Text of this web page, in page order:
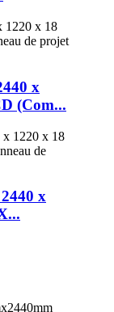
x
(Com...
x